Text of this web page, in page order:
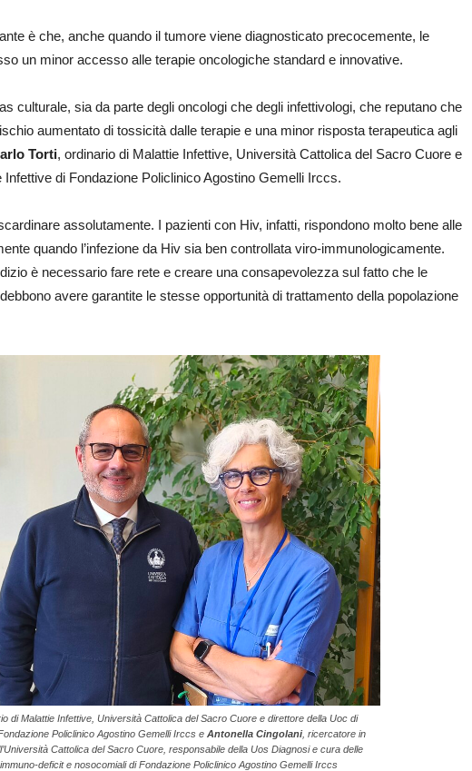
è che, anche quando il tumore viene diagnosticato precocemente, le
un minor accesso alle terapie oncologiche standard e innovative.
culturale, sia da parte degli oncologi che degli infettivologi, che reputano che
aumentato di tossicità dalle terapie e una minor risposta terapeutica agli
Torti, ordinario di Malattie Infettive, Università Cattolica del Sacro Cuore e
di Fondazione Policlinico Agostino Gemelli Irccs.
assolutamente. I pazienti con Hiv, infatti, rispondono molto bene alle
quando l’infezione da Hiv sia ben controllata viro-immunologicamente.
è necessario fare rete e creare una consapevolezza sul fatto che le
avere garantite le stesse opportunità di trattamento della popolazione
di Malattie Infettive, Università Cattolica del Sacro Cuore e direttore della Uoc di
Policlinico Agostino Gemelli Irccs e Antonella Cingolani, ricercatore in
Cattolica del Sacro Cuore, responsabile della Uos Diagnosi e cura delle
deficit e nosocomiali di Fondazione Policlinico Agostino Gemelli Irccs